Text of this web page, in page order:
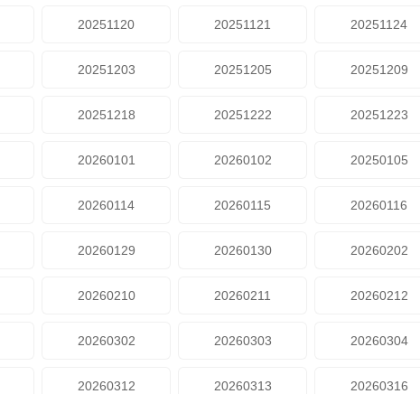
20251120 20251121 20251124
20251203 20251205 20251209
20251218 20251222 20251223
20260101 20260102 20250105
20260114 20260115 20260116
20260129 20260130 20260202
20260210 20260211 20260212
20260302 20260303 20260304
20260312 20260313 20260316